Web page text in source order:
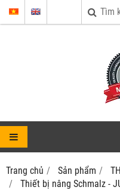
Trang chủ Sản phẩm
Thiết bị nâng Schmalz -